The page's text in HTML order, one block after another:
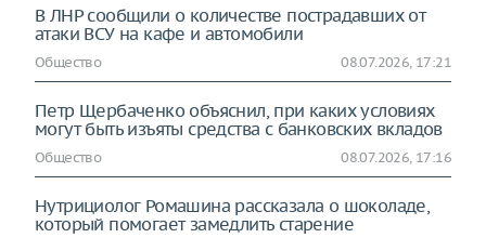
В ЛНР сообщили о количестве пострадавших от
атаки ВСУ на кафе и автомобили
Общество 08.07.2026, 17:21
Петр Щербаченко объяснил, при каких условиях
могут быть изъяты средства с банковских вкладов
Общество 08.07.2026, 17:16
Нутрициолог Ромашина рассказала о шоколаде,
который помогает замедлить старение